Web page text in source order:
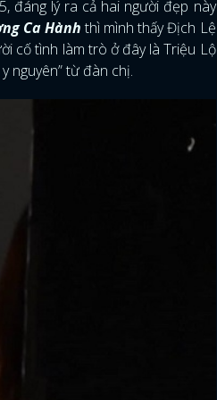
đáng lý ra cả hai người đẹp này
Ca Hành thì mình thấy Địch Lệ
cố tình làm trò ở đây là Triệu Lộ
nguyên” từ đàn chị.